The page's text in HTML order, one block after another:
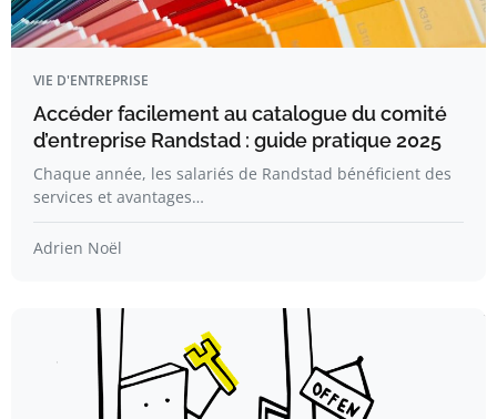
VIE D'ENTREPRISE
Accéder facilement au catalogue du comité
d’entreprise Randstad : guide pratique 2025
Chaque année, les salariés de Randstad bénéficient des
services et avantages…
Adrien Noël